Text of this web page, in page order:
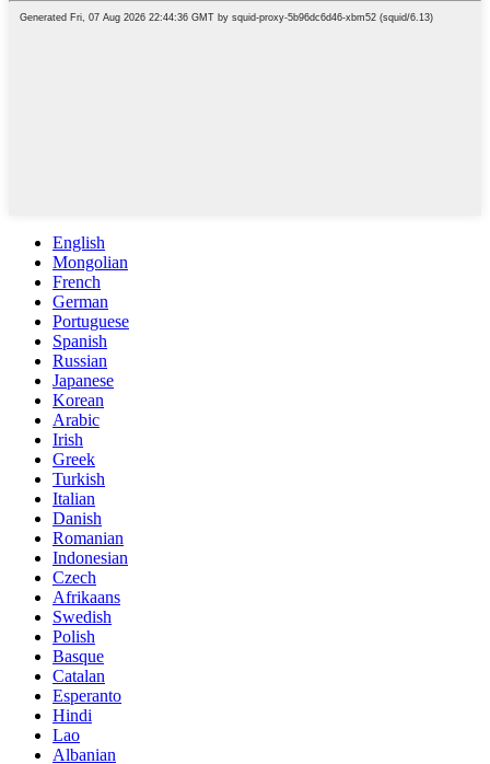
English
Mongolian
French
German
Portuguese
Spanish
Russian
Japanese
Korean
Arabic
Irish
Greek
Turkish
Italian
Danish
Romanian
Indonesian
Czech
Afrikaans
Swedish
Polish
Basque
Catalan
Esperanto
Hindi
Lao
Albanian